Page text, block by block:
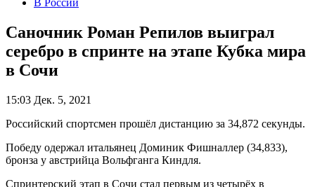
В России
Саночник Роман Репилов выиграл
серебро в спринте на этапе Кубка мира
в Сочи
15:03 Дек. 5, 2021
Российский спортсмен прошёл дистанцию за 34,872 секунды.
Победу одержал итальянец Доминик Фишналлер (34,833),
бронза у австрийца Вольфганга Киндля.
Спринтерский этап в Сочи стал первым из четырёх в